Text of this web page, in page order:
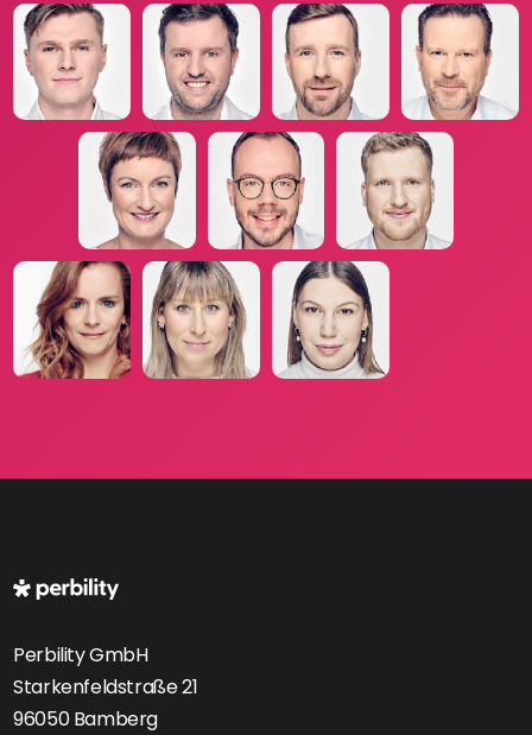
Perbility GmbH
Starkenfeldstraße 21
96050 Bamberg